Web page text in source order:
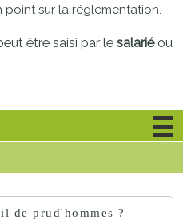
point sur la réglementation.
être saisi par le salariéou
de prud'hommes ?